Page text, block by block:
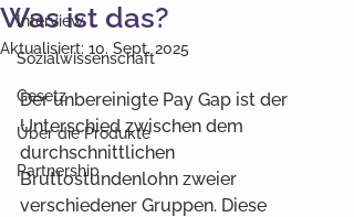
Interview
Sozialwissenschaft
Gesetz
Über die Produkte
Partnership
Was ist das?
Aktualisiert: 10. Sept. 2025
Der unbereinigte Pay Gap ist der
Unterschied zwischen dem
durchschnittlichen
Bruttostundenlohn zweier
verschiedener Gruppen. Diese